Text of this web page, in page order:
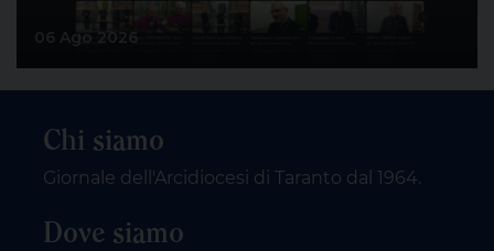
Chi siamo
Giornale dell'Arcidiocesi di Taranto dal 1964.
Dove siamo